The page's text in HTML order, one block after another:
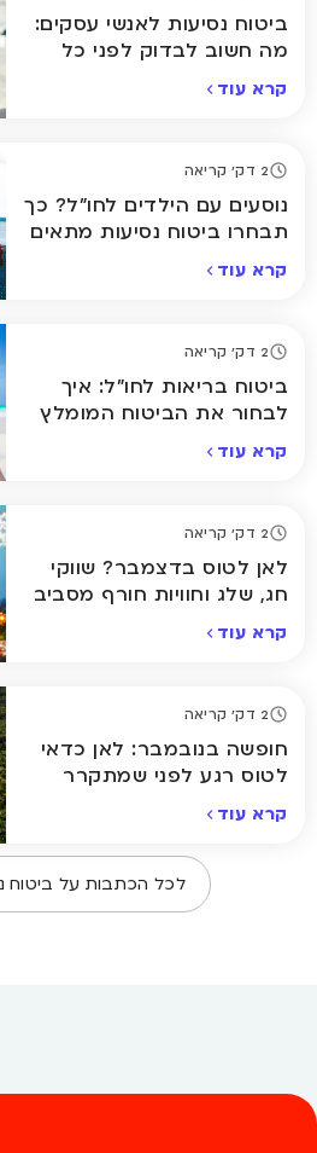
ביטוח נסיעות לאנשי עסקים:
מה חשוב לבדוק לפני כל
קרא עוד
2 דק' קריאה
נוסעים עם הילדים לחו"ל? כך
תבחרו ביטוח נסיעות מתאים
קרא עוד
2 דק' קריאה
ביטוח בריאות לחו"ל: איך
לבחור את הביטוח המומלץ
קרא עוד
2 דק' קריאה
לאן לטוס בדצמבר? שווקי
חג, שלג וחוויות חורף מסביב
קרא עוד
2 דק' קריאה
חופשה בנובמבר: לאן כדאי
לטוס רגע לפני שמתקרר
קרא עוד
לכל הכתבות על ביטוח